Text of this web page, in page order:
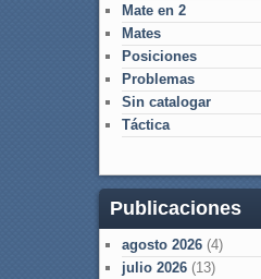
Mate en 2
Mates
Posiciones
Problemas
Sin catalogar
Táctica
Publicaciones
agosto 2026(4)
julio 2026(13)